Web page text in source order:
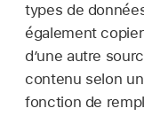
types de
également
d’une autre
contenu selon
fonction de